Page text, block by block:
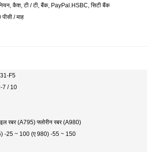
कैश, टी / टी, बैंक, PayPal.HSBC, सिटी बैंक
/ माह
F5
7 / 10
रबर (A795) फ्लोरीन रबर (A980)
-25 ~ 100 (ए 980) -55 ~ 150